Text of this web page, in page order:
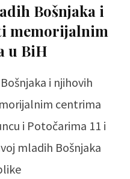
Bošnjaka i
memorijalnim
u BiH
i njihovih
centrima
i Potočarima 11 i
mladih Bošnjaka